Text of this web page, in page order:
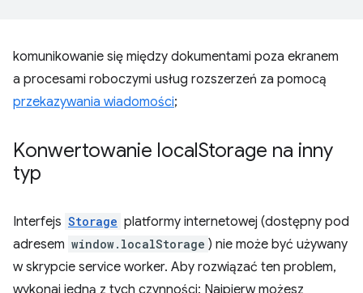
komunikowanie się między dokumentami poza ekranem
a procesami roboczymi usług rozszerzeń za pomocą
przekazywania wiadomości;
Konwertowanie localStorage na inny
typ
Interfejs Storage platformy internetowej (dostępny pod
adresem window.localStorage ) nie może być używany
w skrypcie service worker. Aby rozwiązać ten problem,
wykonaj jedną z tych czynności: Najpierw możesz